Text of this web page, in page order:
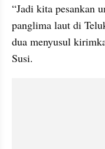
“Jadi kita pesankan
panglima laut di
dua menyusul
Susi.